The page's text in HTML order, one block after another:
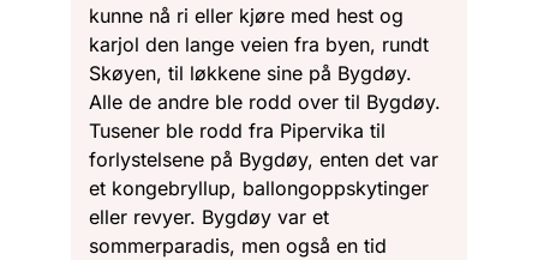
kunne nå ri eller kjøre med hest og
karjol den lange veien fra byen, rundt
Skøyen, til løkkene sine på Bygdøy.
Alle de andre ble rodd over til Bygdøy.
Tusener ble rodd fra Pipervika til
forlystelsene på Bygdøy, enten det var
et kongebryllup, ballongoppskytinger
eller revyer. Bygdøy var et
sommerparadis, men også en tid